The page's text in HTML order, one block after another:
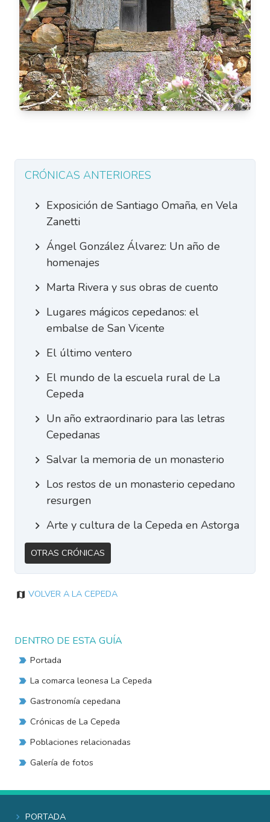
CRÓNICAS ANTERIORES
Exposición de Santiago Omaña, en Vela
Zanetti
Ángel González Álvarez: Un año de
homenajes
Marta Rivera y sus obras de cuento
Lugares mágicos cepedanos: el
embalse de San Vicente
El último ventero
El mundo de la escuela rural de La
Cepeda
Un año extraordinario para las letras
Cepedanas
Salvar la memoria de un monasterio
Los restos de un monasterio cepedano
resurgen
Arte y cultura de la Cepeda en Astorga
Otras Crónicas
Volver a La Cepeda
DENTRO DE ESTA GUÍA
Portada
La comarca leonesa La Cepeda
Gastronomía cepedana
Crónicas de La Cepeda
Poblaciones relacionadas
Galería de fotos
Portada